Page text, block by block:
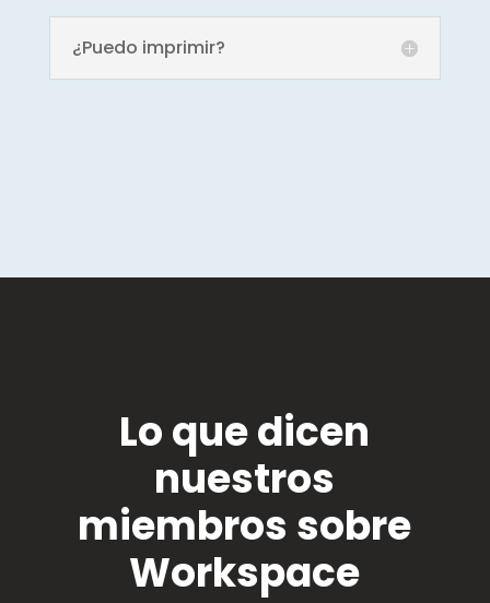
¿Puedo imprimir?
Lo que dicen
nuestros
miembros sobre
Workspace